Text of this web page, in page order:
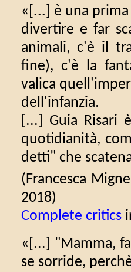
«[...] è una
divertire e far
animali, c'è il
fine), c'è la
valica
dell'infanzia.
[...] Guia Risari
quotidianità,
detti" che
(Francesca
2018)
Complete critics
«[...] "Mamma,
se sorride,